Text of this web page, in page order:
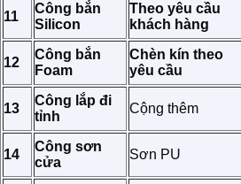
11
Công bắn
Silicon
Theo yêu cầu
khách hàng
12
Công bắn
Foam
Chèn kín theo
yêu cầu
13
Công lắp đi
tỉnh
Cộng thêm
14
Công sơn
cửa
Sơn PU